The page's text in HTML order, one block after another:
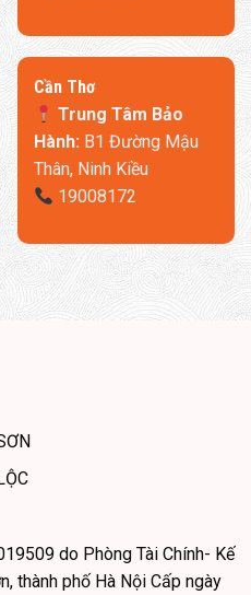
Cần Thơ
Trung Tâm Bảo
Hành:B1 Đường Mậu
Thân, Ninh Kiều
19008172
do Phòng Tài Chính- Kế
thành phố Hà Nội Cấp ngày